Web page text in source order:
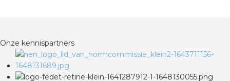
Onze kennispartners